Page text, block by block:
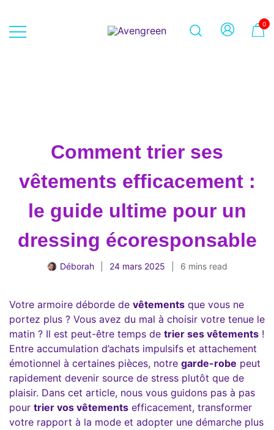
content
0
Comment trier ses
vêtements efficacement :
le guide ultime pour un
dressing écoresponsable
Déborah 24 mars 2025 6 mins read
Votre armoire déborde de vêtements que vous ne
portez plus ? Vous avez du mal à choisir votre tenue le
matin ? Il est peut-être temps de trier ses vêtements !
Entre accumulation d’achats impulsifs et attachement
émotionnel à certaines pièces, notre garde-robe peut
rapidement devenir source de stress plutôt que de
plaisir. Dans cet article, nous vous guidons pas à pas
pour trier vos vêtements efficacement, transformer
votre rapport à la mode et adopter une démarche plus